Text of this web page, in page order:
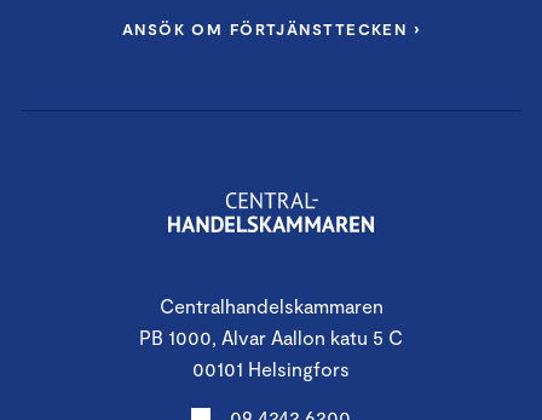
Centralhandelskammaren
PB 1000, Alvar Aallon katu 5 C
00101 Helsingfors
ANSÖK OM FÖRTJÄNSTTECKEN ›